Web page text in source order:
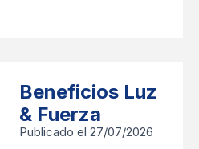
Beneficios Luz
& Fuerza
Publicado el 27/07/2026